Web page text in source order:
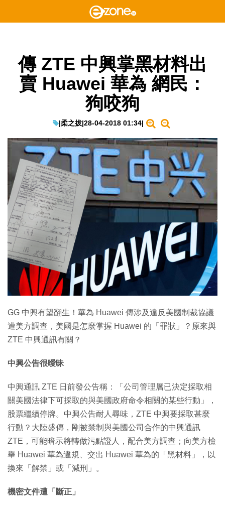
傳 ZTE 中興掌黑材料出
賣 Huawei 華為 網民：
狗咬狗
|柔之拔|28-04-2018 01:34|
GG 中興有望翻生！華為 Huawei 傳涉及違反美國制裁協議
遭美方調查，美國是怎麼掌握 Huawei 的「罪狀」？原來與
ZTE 中興通訊有關？
中興公告很曖昧
中興通訊 ZTE 日前發公告稱：「公司管理層已決定採取相
關美國法律下可採取的與美國政府命令相關的某些行動」，
股票繼續停牌。中興公告耐人尋味，ZTE 中興要採取甚麼
行動？大陸盛傳，剛被禁制與美國公司合作的中興通訊
ZTE，可能暗示將轉做污點證人，配合美方調查；向美方檢
舉 Huawei 華為違規、交出 Huawei 華為的「黑材料」，以
換來「解禁」或「減刑」。
機密文件遭「斷正」